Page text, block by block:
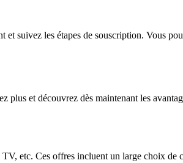
suivez les étapes de souscription. Vous
plus et découvrez dès maintenant les
etc. Ces offres incluent un large choix de